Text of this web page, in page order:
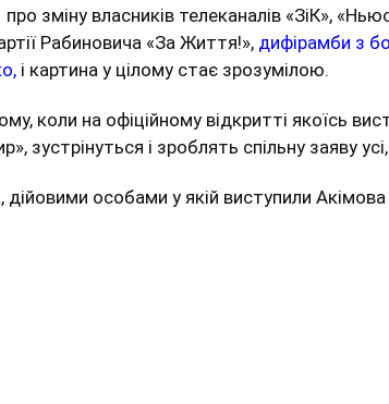
зміну власників телеканалів «ЗіК»,
Рабиновича «За Життя!», дифірамби з
, і картина у цілому стає зрозумілою.
коли на офіційному відкритті якоїсь
зустрінуться і зроблять спільну заяву
особами у якій виступили